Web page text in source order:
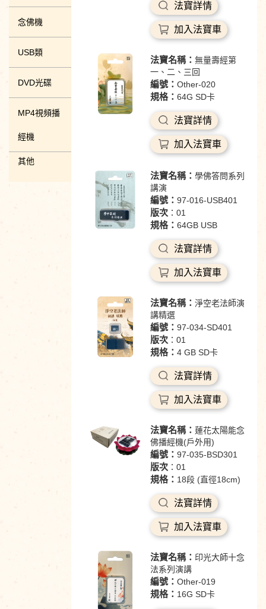
念佛機
USB類
DVD光碟
MP4視頻播
經機
其他
法寶詳情
加入法寶車
法寶名稱： 無量壽經第
一、二、三回
編號： Other-020
規格： 64G SD卡
法寶詳情
加入法寶車
法寶名稱： 學佛答問系列
講演
編號： 97-016-USB401
版次：01
規格： 64GB USB
法寶詳情
加入法寶車
法寶名稱： 淨空老法師演
講精選
編號： 97-034-SD401
版次：01
規格： 4 GB SD卡
法寶詳情
加入法寶車
法寶名稱： 蓮花太陽能念
佛播經機(戶外用)
編號： 97-035-BSD301
版次：01
規格： 18段 (直徑18cm)
法寶詳情
加入法寶車
法寶名稱： 印光大師十念
法系列演講
編號： Other-019
規格： 16G SD卡